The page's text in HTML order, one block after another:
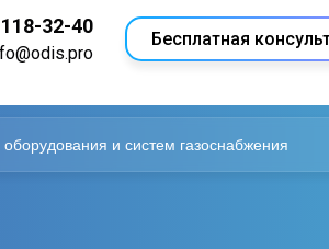
32-40
Бесплатная
и систем газоснабжения